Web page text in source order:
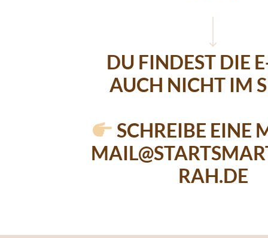
DU FINDEST DIE
AUCH NICHT IM
SCHREIBE EINE
RAH.DE